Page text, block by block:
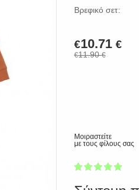
Βρεφικό σετ:
€10.71 €
€11.90€
Μοιραστείτε
με τους φίλους σας
1
2
3
4
5